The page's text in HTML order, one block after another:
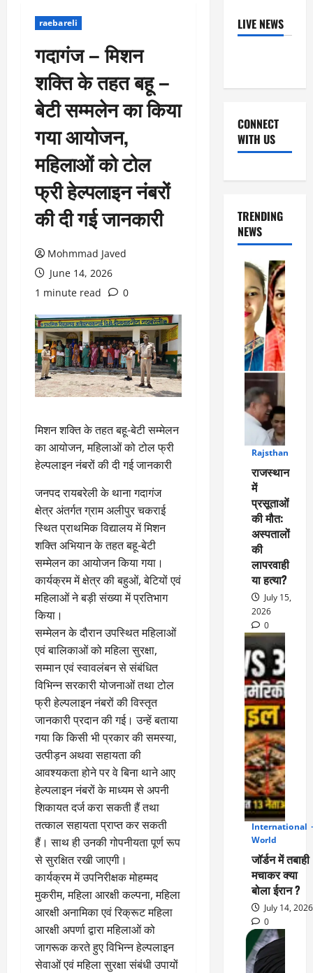
raebareli
गदागंज – मिशन
शक्ति के तहत बहू –
बेटी सम्मलेन का किया
गया आयोजन,
महिलाओं को टोल
फ्री हेल्पलाइन नंबरों
की दी गई जानकारी
Mohmmad Javed
June 14, 2026
1 minute read
0
मिशन शक्ति के तहत बहू-बेटी सम्मेलन
का आयोजन, महिलाओं को टोल फ्री
हेल्पलाइन नंबरों की दी गई जानकारी
जनपद रायबरेली के थाना गदागंज
क्षेत्र अंतर्गत ग्राम अलीपुर चकराई
स्थित प्राथमिक विद्यालय में मिशन
शक्ति अभियान के तहत बहू-बेटी
सम्मेलन का आयोजन किया गया।
कार्यक्रम में क्षेत्र की बहुओं, बेटियों एवं
महिलाओं ने बड़ी संख्या में प्रतिभाग
किया।
सम्मेलन के दौरान उपस्थित महिलाओं
एवं बालिकाओं को महिला सुरक्षा,
सम्मान एवं स्वावलंबन से संबंधित
विभिन्न सरकारी योजनाओं तथा टोल
फ्री हेल्पलाइन नंबरों की विस्तृत
जानकारी प्रदान की गई। उन्हें बताया
गया कि किसी भी प्रकार की समस्या,
उत्पीड़न अथवा सहायता की
आवश्यकता होने पर वे बिना थाने आए
हेल्पलाइन नंबरों के माध्यम से अपनी
शिकायत दर्ज करा सकती हैं तथा
तत्काल सहायता प्राप्त कर सकती
हैं। साथ ही उनकी गोपनीयता पूर्ण रूप
से सुरक्षित रखी जाएगी।
कार्यक्रम में उपनिरीक्षक मोहम्मद
मुकरीम, महिला आरक्षी कल्पना, महिला
आरक्षी अनामिका एवं रिक्रूट महिला
आरक्षी अपर्णा द्वारा महिलाओं को
जागरूक करते हुए विभिन्न हेल्पलाइन
सेवाओं एवं महिला सुरक्षा संबंधी उपायों
LIVE NEWS
CONNECT
WITH US
TRENDING
NEWS
Rajsthan
राजस्थान
में
प्रसूताओं
की मौत:
अस्पतालों
की
लापरवाही
या हत्या?
July 15,
2026
0
International
World
जॉर्डन में तबाही
मचाकर क्या
बोला ईरान ?
July 14, 2026
0